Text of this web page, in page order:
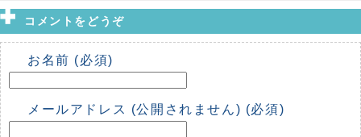
コメントをどうぞ
お名前 (必須)
メールアドレス (公開されません) (必須)